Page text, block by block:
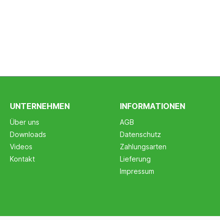
UNTERNEHMEN
Über uns
Downloads
Videos
Kontakt
INFORMATIONEN
AGB
Datenschutz
Zahlungsarten
Lieferung
Impressum